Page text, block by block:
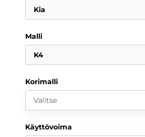
Kia
Malli
K4
Korimalli
Valitse
Käyttövoima